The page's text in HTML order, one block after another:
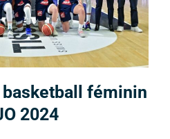
féminin
2024